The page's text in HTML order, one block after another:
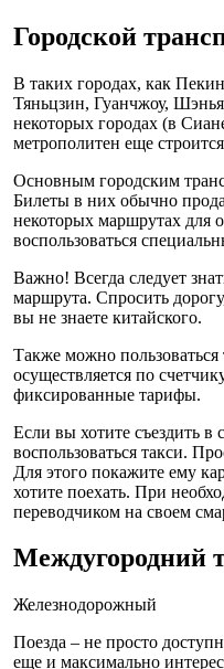
Городской
В таких городах, как
Тяньцзин, Гуанчжоу,
некоторых городах (в
метрополитен еще
Основным городским
Билеты в них обычно
некоторых маршрутах для
воспользоваться
Важно! Всегда следует
маршрута. Спросить
вы не знаете китайского.
Также можно
осуществляется по
фиксированные тарифы.
Если вы хотите съездить
воспользоваться такси.
Для этого покажите ему
хотите поехать. При
переводчиком на своем
Междугородний
Железнодорожный
Поезда – не просто
еще и максимально